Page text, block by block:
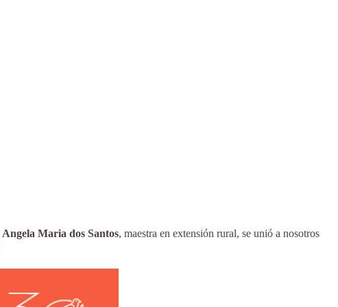
Angela Maria dos Santos, maestra en extensión rural, se unió a nosotros